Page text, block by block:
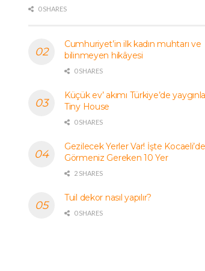
0 SHARES
Cumhuriyet’in ilk kadın muhtarı ve
bilinmeyen hikâyesi
0 SHARES
Küçük ev’ akımı Türkiye’de
Tiny House
0 SHARES
Gezilecek Yerler Var! İşte Kocaeli’de
Görmeniz Gereken 10 Yer
2 SHARES
Tuil dekor nasıl yapılır?
0 SHARES